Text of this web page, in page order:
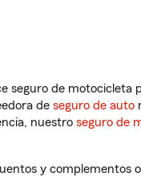
seguro de motocicleta
de seguro de auto
nuestro seguro de
y complementos